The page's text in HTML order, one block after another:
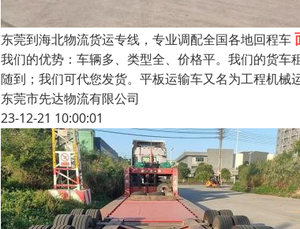
东莞到海北物流货运专线，专业调配全国各地回程车
我们的优势：车辆多、类型全、价格平。我们的货
随到；我们可代您发货。平板运输车又名为工程机
东莞市先达物流有限公司
23-12-21 10:00:01